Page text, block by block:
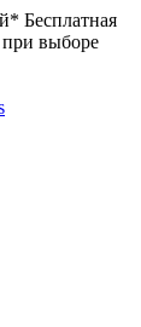
Бесплатная
при выборе